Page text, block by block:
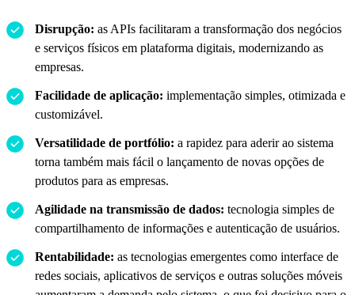
Disrupção: as APIs facilitaram a transformação dos negócios
e serviços físicos em plataforma digitais, modernizando as
empresas.
Facilidade de aplicação: implementação simples, otimizada e
customizável.
Versatilidade de portfólio: a rapidez para aderir ao sistema
torna também mais fácil o lançamento de novas opções de
produtos para as empresas.
Agilidade na transmissão de dados: tecnologia simples de
compartilhamento de informações e autenticação de usuários.
Rentabilidade: as tecnologias emergentes como interface de
redes sociais, aplicativos de serviços e outras soluções móveis